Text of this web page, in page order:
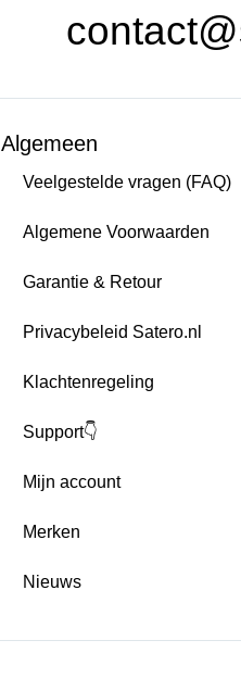
Algemeen
Veelgestelde vragen (FAQ)
Algemene Voorwaarden
Garantie & Retour
Privacybeleid Satero.nl
Klachtenregeling
Support👇
Mijn account
Merken
Nieuws